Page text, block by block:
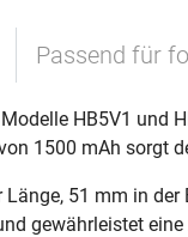
Passend für
HB5V1
1500 mAh sorgt
51 mm in
gewährleistet